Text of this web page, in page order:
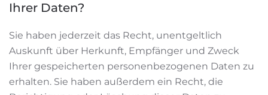
Ihrer Daten?
Sie haben jederzeit das Recht, unentgeltlich
Auskunft über Herkunft, Empfänger und Zweck
Ihrer gespeicherten personenbezogenen Daten zu
erhalten. Sie haben außerdem ein Recht, die